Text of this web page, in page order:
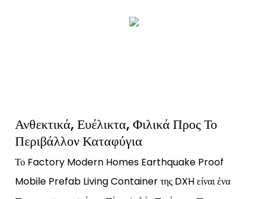
Ανθεκτικά, Ευέλικτα, Φιλικά Προς Το
Περιβάλλον Καταφύγια
Το Factory Modern Homes Earthquake Proof
Mobile Prefab Living Container της DXH είναι ένα